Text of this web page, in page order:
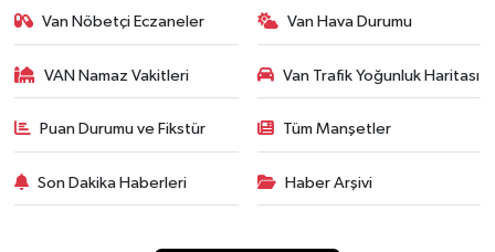
Van Nöbetçi Eczaneler Van Hava Durumu
VAN Namaz Vakitleri Van Trafik Yoğunluk Haritası
Puan Durumu ve Fikstür Tüm Manşetler
Son Dakika Haberleri Haber Arşivi